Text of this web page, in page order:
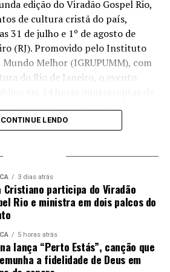
plataformas digitais.
integra um projeto visual
você envolvido para transmitir a
revela que cada detalhe dos
edição do Viradão Gospel Rio,
de cultura cristã do país,
31 de julho e 1º de agosto de
(RJ). Promovido pelo Instituto
Melhor (IGRUPUMM), com
do Rio de Janeiro, o evento
pela cidade.
adoração, o evento passou por
Irajá, Centro, Campo Grande,
Manguinhos, Parque
e Copacabana.
da programação de Adoração
em dois importantes pontos da
CONTINUE LENDO
3 dias atrás
Cristiano participa do Viradão
Rio e ministra em dois palcos do
5 horas atrás
lança “Perto Estás”, canção que
a fidelidade de Deus em